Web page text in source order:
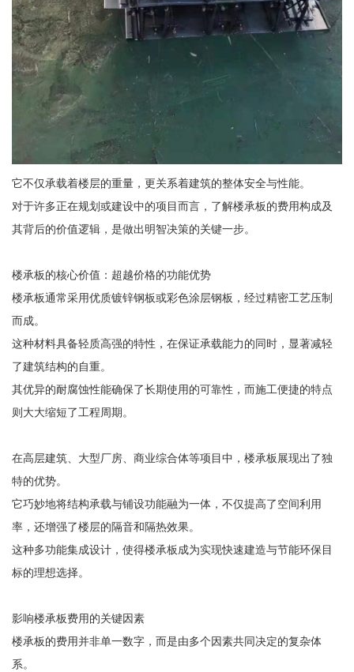
它不仅承载着楼层的重量，更关系着建筑的整体安全与性能。
对于许多正在规划或建设中的项目而言，了解楼承板的费用构成及
其背后的价值逻辑，是做出明智决策的关键一步。
楼承板的核心价值：超越价格的功能优势
楼承板通常采用优质镀锌钢板或彩色涂层钢板，经过精密工艺压制
而成。
这种材料具备轻质高强的特性，在保证承载能力的同时，显著减轻
了建筑结构的自重。
其优异的耐腐蚀性能确保了长期使用的可靠性，而施工便捷的特点
则大大缩短了工程周期。
在高层建筑、大型厂房、商业综合体等项目中，楼承板展现出了独
特的优势。
它巧妙地将结构承载与铺设功能融为一体，不仅提高了空间利用
率，还增强了楼层的隔音和隔热效果。
这种多功能集成设计，使得楼承板成为实现快速建造与节能环保目
标的理想选择。
影响楼承板费用的关键因素
楼承板的费用并非单一数字，而是由多个因素共同决定的复杂体
系。